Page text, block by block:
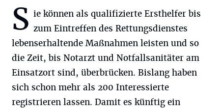
S ie können als qualifizierte Ersthelfer bis
zum Eintreffen des Rettungsdienstes
lebenserhaltende Maßnahmen leisten und so
die Zeit, bis Notarzt und Notfallsanitäter am
Einsatzort sind, überbrücken. Bislang haben
sich schon mehr als 200 Interessierte
registrieren lassen. Damit es künftig ein